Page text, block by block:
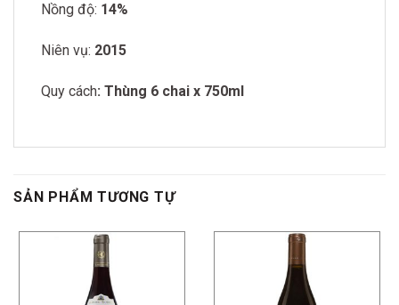
Nồng độ: 14%
Niên vụ: 2015
Quy cách: Thùng 6 chai x 750ml
SẢN PHẨM TƯƠNG TỰ